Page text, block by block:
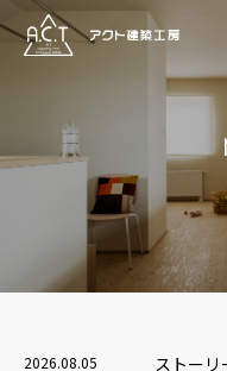
2026.08.05 ストーリ